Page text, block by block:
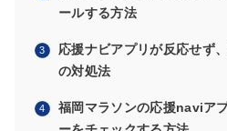
ールする方法
応援ナビアプリが反応せず
の対処法
福岡マラソンの応援naviア